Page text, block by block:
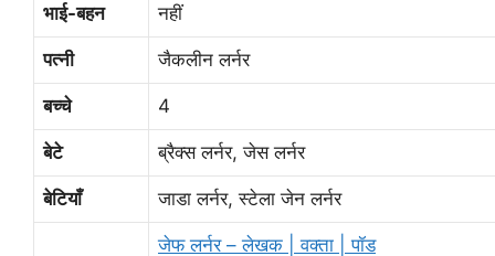
भाई-बहन नहीं
पत्नी जैकलीन लर्नर
बच्चे 4
बेटे ब्रैक्स लर्नर, जेस लर्नर
बेटियाँ जाडा लर्नर, स्टेला जेन लर्नर
जेफ लर्नर – लेखक | वक्ता | पॉड